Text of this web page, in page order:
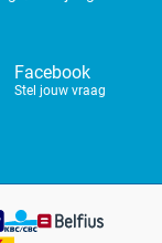
Facebook
Stel jouw vraag